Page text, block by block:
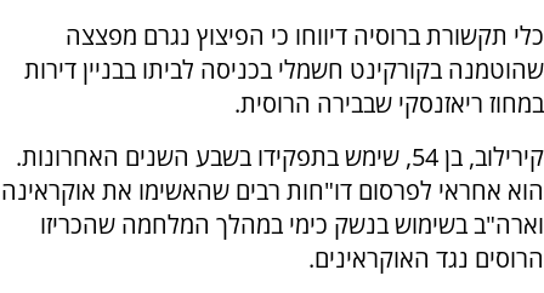
כלי תקשורת ברוסיה דיווחו כי הפיצוץ נגרם מפצצה
שהוטמנה בקורקינט חשמלי בכניסה לביתו בבניין דירות
במחוז ריאזנסקי שבבירה הרוסית.
קירילוב, בן 54, שימש בתפקידו בשבע השנים האחרונות.
הוא אחראי לפרסום דו"חות רבים שהאשימו את אוקראינה
וארה"ב בשימוש בנשק כימי במהלך המלחמה שהכריזו
הרוסים נגד האוקראינים.